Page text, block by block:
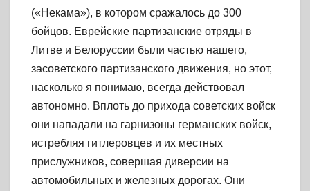
(«Некама»), в котором сражалось до 300
бойцов. Еврейские партизанские отряды в
Литве и Белоруссии были частью нашего,
засоветского партизанского движения, но этот,
насколько я понимаю, всегда действовал
автономно. Вплоть до прихода советских войск
они нападали на гарнизоны германских войск,
истребляя гитлеровцев и их местных
прислужников, совершая диверсии на
автомобильных и железных дорогах. Они